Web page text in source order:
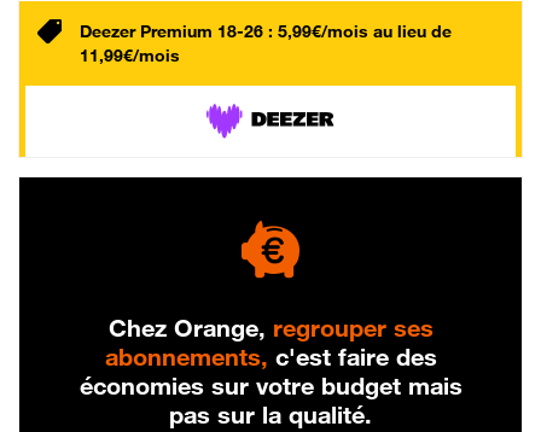
Deezer Premium 18-26 : 5,99€/mois au lieu de
11,99€/mois
Chez Orange, regrouper ses
abonnements, c'est faire des
économies sur votre budget mais
pas sur la qualité.